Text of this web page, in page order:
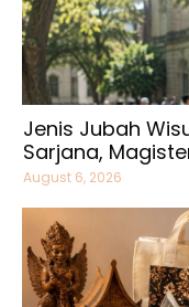
Jenis Jubah
Sarjana,
August 6, 2026